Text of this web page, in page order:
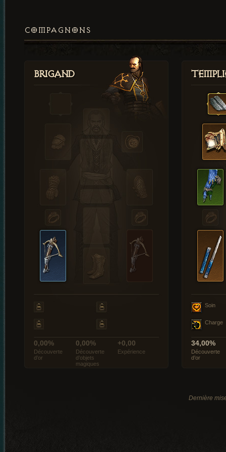
COMPAGNONS
Brigand
0,00%
Découverte
d’or
0,00%
Découverte
d’objets
magiques
+0,00
Expérience
Soin
Charge
34,00%
Découverte
d’or
Dernière